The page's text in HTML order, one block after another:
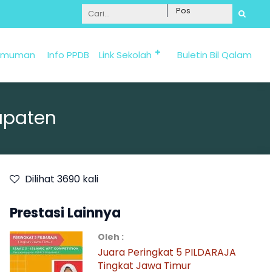
Informasi Penerimaan Santri Baru 2025/2026
Info PPDB Link Sekolah Buletin Bil Qalam
Dilihat 3690 kali
Prestasi Lainnya
Oleh :
Juara Peringkat 5 PILDARAJA
Tingkat Jawa Timur